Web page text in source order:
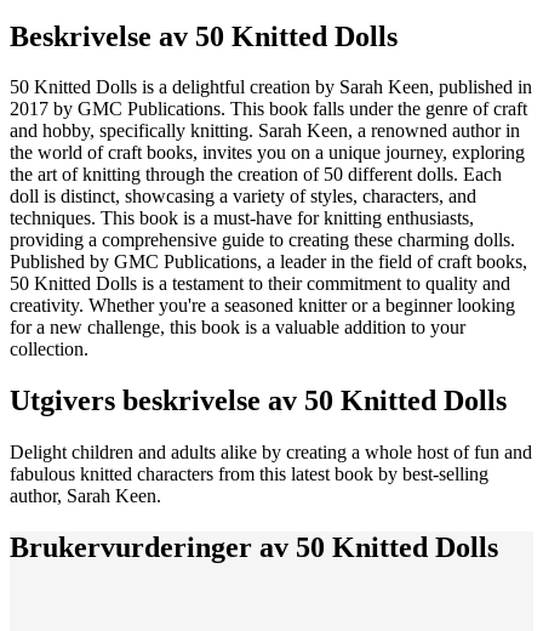
Beskrivelse av 50 Knitted Dolls
50 Knitted Dolls is a delightful creation by Sarah Keen, published in
2017 by GMC Publications. This book falls under the genre of craft
and hobby, specifically knitting. Sarah Keen, a renowned author in
the world of craft books, invites you on a unique journey, exploring
the art of knitting through the creation of 50 different dolls. Each
doll is distinct, showcasing a variety of styles, characters, and
techniques. This book is a must-have for knitting enthusiasts,
providing a comprehensive guide to creating these charming dolls.
Published by GMC Publications, a leader in the field of craft books,
50 Knitted Dolls is a testament to their commitment to quality and
creativity. Whether you're a seasoned knitter or a beginner looking
for a new challenge, this book is a valuable addition to your
collection.
Utgivers beskrivelse av 50 Knitted Dolls
Delight children and adults alike by creating a whole host of fun and
fabulous knitted characters from this latest book by best-selling
author, Sarah Keen.
Brukervurderinger av 50 Knitted Dolls